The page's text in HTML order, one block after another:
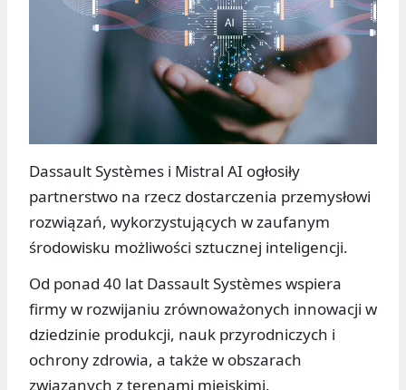
Dassault Systèmes i Mistral AI ogłosiły
partnerstwo na rzecz dostarczenia przemysłowi
rozwiązań, wykorzystujących w zaufanym
środowisku możliwości sztucznej inteligencji.
Od ponad 40 lat Dassault Systèmes wspiera
firmy w rozwijaniu zrównoważonych innowacji w
dziedzinie produkcji, nauk przyrodniczych i
ochrony zdrowia, a także w obszarach
związanych z terenami miejskimi.